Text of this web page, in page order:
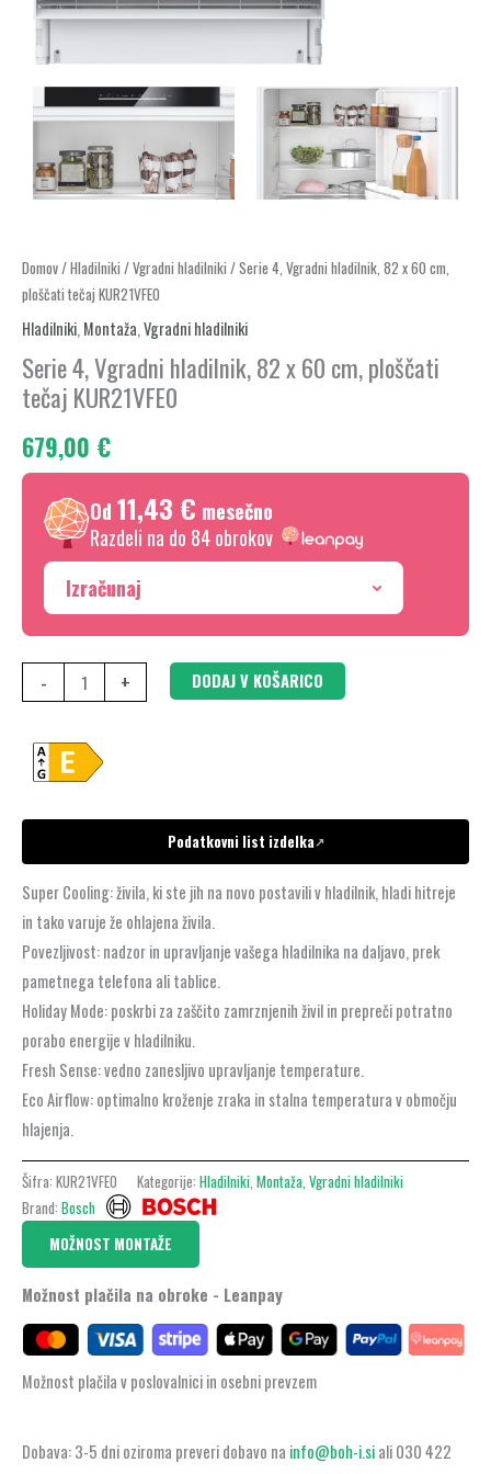
Domov/Hladilniki /Vgradni hladilniki / Serie 4, Vgradni hladilnik, 82 x 60 cm,
ploščati tečaj KUR21VFE0
Hladilniki, Montaža,Vgradni hladilniki
Serie 4, Vgradni hladilnik, 82 x 60 cm, ploščati
tečaj KUR21VFE0
679,00 €
Od 11,43 € mesečno
Razdeli na do 84 obrokov
Izračunaj
-
Serie
4,
Vgradni
hladilnik,
82
x
60
cm,
ploščati
tečaj
KUR21VFE0
+ DODAJ V KOŠARICO
Podatkovni list izdelka↗
Super Cooling: živila, ki ste jih na novo postavili v hladilnik, hladi hitreje
in tako varuje že ohlajena živila.
Povezljivost: nadzor in upravljanje vašega hladilnika na daljavo, prek
pametnega telefona ali tablice.
Holiday Mode: poskrbi za zaščito zamrznjenih živil in prepreči potratno
porabo energije v hladilniku.
Fresh Sense: vedno zanesljivo upravljanje temperature.
Eco Airflow: optimalno kroženje zraka in stalna temperatura v območju
hlajenja.
Šifra: KUR21VFE0 Kategorije: Hladilniki, Montaža, Vgradni hladilniki
Brand: Bosch
MOŽNOST MONTAŽE
Možnost plačila na obroke - Leanpay
Možnost plačila v poslovalnici in osebni prevzem
Dobava: 3-5 dni oziroma preveri dobavo na info@boh-i.siali 030 422